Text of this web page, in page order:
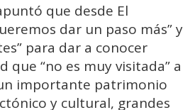
que desde El
dar un paso más” y
para dar a conocer
que “no es muy visitada” a
importante patrimonio
y cultural, grandes